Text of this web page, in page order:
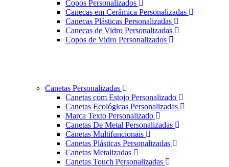
Copos Personalizados
Canecas em Cerâmica Personalizadas
Canecas Plásticas Personalizadas
Canecas de Vidro Personalizadas
Copos de Vidro Personalizados
Canetas Personalizadas
Canetas com Estojo Personalizado
Canetas Ecológicas Personalizadas
Marca Texto Personalizado
Canetas De Metal Personalizadas
Canetas Multifuncionais
Canetas Plásticas Personalizadas
Canetas Metalizadas
Canetas Touch Personalizadas